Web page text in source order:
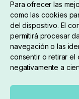
Para ofrecer las
como las cookies
del dispositivo. El
permitirá procesar
navegación o las
consentir o retirar el
negativamente a
Sobre